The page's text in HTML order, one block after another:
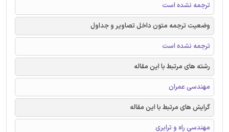
ترجمه نشده است
وضعیت ترجمه متون داخل تصاویر و جداول
ترجمه نشده است
رشته های مرتبط با این مقاله
مهندسی عمران
گرایش های مرتبط با این مقاله
مهندسی راه و ترابری